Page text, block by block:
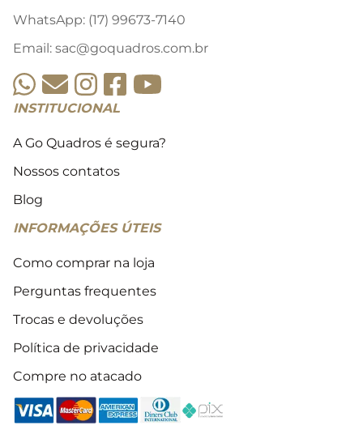
WhatsApp: (17) 99673-7140
Email: sac@goquadros.com.br
INSTITUCIONAL
A Go Quadros é segura?
Nossos contatos
Blog
INFORMAÇÕES ÚTEIS
Como comprar na loja
Perguntas frequentes
Trocas e devoluções
Política de privacidade
Compre no atacado